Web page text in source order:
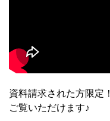
資料請求された方限定！
ご覧いただけます♪